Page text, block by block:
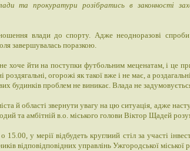
та прокуратури розібратись в законності
влади до спорту. Адже неодноразові
завершувалась поразкою.
хоче йти на поступки футбольним меценатам, і це
роздягальні, огорожі як такої вже і не має, а
будинків проблем не виникає. Влада не
й області звернути увагу на цю ситуація, адже
та амбітній в.о. міського голови Віктор Щадей
у мерії відбудеть круглиий стіл за участі
відповідповідних управлінь Ужгородської міської